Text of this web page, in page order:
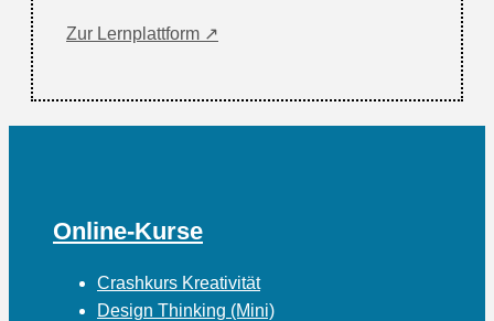
Zur Lernplattform ↗
Online-Kurse
Crashkurs Kreativität
Design Thinking (Mini)